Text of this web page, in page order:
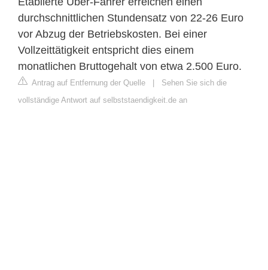
durchschnittlichen Stundensatz von 22-26 Euro
vor Abzug der Betriebskosten. Bei einer
Vollzeittätigkeit entspricht dies einem
monatlichen Bruttogehalt von etwa 2.500 Euro.
Antrag auf Entfernung der Quelle | Sehen Sie sich die
vollständige Antwort auf selbststaendigkeit.de an